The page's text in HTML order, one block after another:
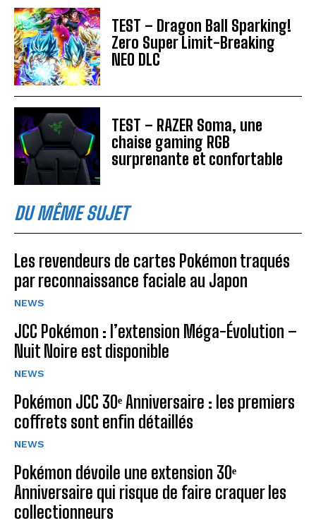
TEST – Dragon Ball Sparking!
Zero Super Limit-Breaking
NEO DLC
TEST – RAZER Soma, une
chaise gaming RGB
surprenante et confortable
DU MÊME SUJET
Les revendeurs de cartes Pokémon traqués
par reconnaissance faciale au Japon
NEWS
JCC Pokémon : l’extension Méga-Évolution –
Nuit Noire est disponible
NEWS
Pokémon JCC 30ᵉ Anniversaire : les premiers
coffrets sont enfin détaillés
NEWS
Pokémon dévoile une extension 30ᵉ
Anniversaire qui risque de faire craquer les
collectionneurs